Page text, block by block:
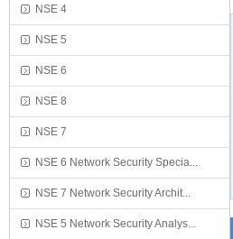
NSE 4
NSE 5
NSE 6
NSE 8
NSE 7
NSE 6 Network Security Specia...
NSE 7 Network Security Archit...
NSE 5 Network Security Analys...